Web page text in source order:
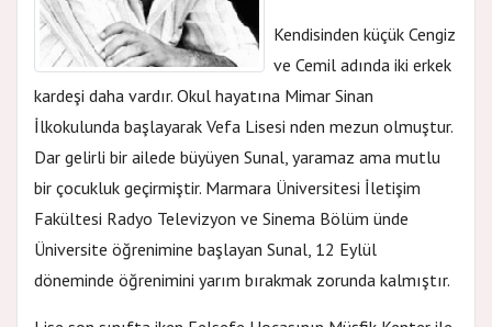
Kendisinden küçük Cengiz
ve Cemil adında iki erkek
kardeşi daha vardır. Okul hayatına Mimar Sinan
İlkokulunda başlayarak Vefa Lisesi nden mezun olmuştur.
Dar gelirli bir ailede büyüyen Sunal, yaramaz ama mutlu
bir çocukluk geçirmiştir. Marmara Üniversitesi İletişim
Fakültesi Radyo Televizyon ve Sinema Bölüm ünde
Üniversite öğrenimine başlayan Sunal, 12 Eylül
döneminde öğrenimini yarım bırakmak zorunda kalmıştır.